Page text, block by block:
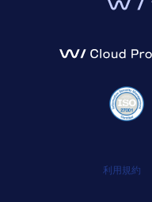
利用規約